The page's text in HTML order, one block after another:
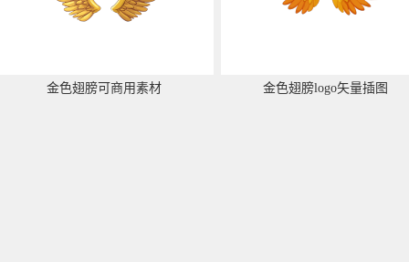
金色翅膀可商用素材 金色翅膀logo矢量插图